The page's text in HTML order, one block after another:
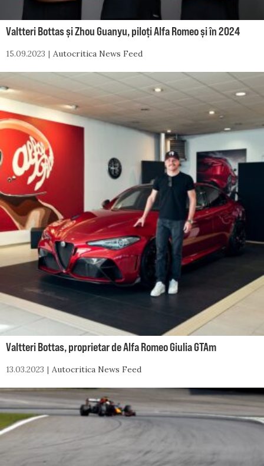
Valtteri Bottas și Zhou Guanyu, piloți Alfa Romeo și în 2024
15.09.2023 Autocritica News Feed
Valtteri Bottas, proprietar de Alfa Romeo Giulia GTAm
13.03.2023 Autocritica News Feed